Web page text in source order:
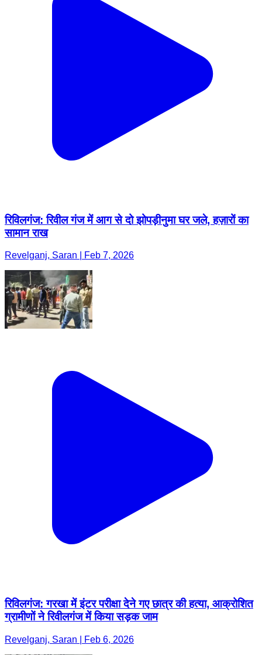
रिविलगंज: रिवील गंज में आग से दो झोपड़ीनुमा घर जले, हज़ारों का
सामान राख
Revelganj, Saran | Feb 7, 2026
रिविलगंज: गरखा में इंटर परीक्षा देने गए छात्र की हत्या, आक्रोशित
ग्रामीणों ने रिवीलगंज में किया सड़क जाम
Revelganj, Saran | Feb 6, 2026